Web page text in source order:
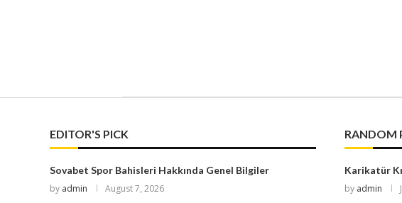
EDITOR'S PICK
Sovabet Spor Bahisleri Hakkında Genel Bilgiler
by admin August 7, 2026
RANDOM
Karikatür
by admin